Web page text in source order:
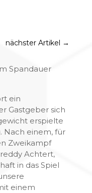
nächster Artikel →
Spandauer
ein
Gastgeber sich
erspielte
Nach einem, für
Zweikampf
Achtert,
in das Spiel
einem